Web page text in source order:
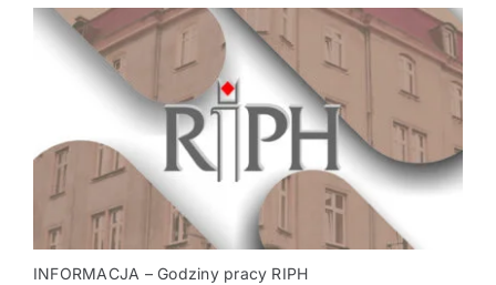
INFORMACJA – Godziny pracy RIPH